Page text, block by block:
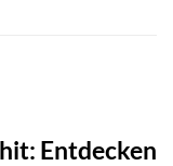
Entdecken